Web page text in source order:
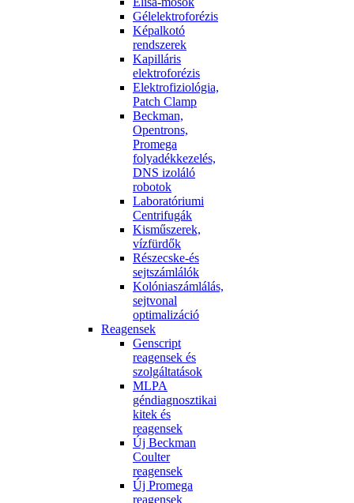
Gélelektroforézis
Képalkotó
rendszerek
Kapilláris
elektroforézis
Elektrofiziológia,
Patch Clamp
Beckman,
Opentrons,
Promega
folyadékkezelés,
DNS izoláló
robotok
Laboratóriumi
Centrifugák
Kisműszerek,
vízfürdők
Részecske-és
sejtszámlálók
Kolóniaszámlálás,
sejtvonal
optimalizáció
Reagensek
Genscript
reagensek és
szolgáltatások
MLPA
géndiagnosztikai
kitek és
reagensek
Új Beckman
Coulter
reagensek
Új Promega
reagensek